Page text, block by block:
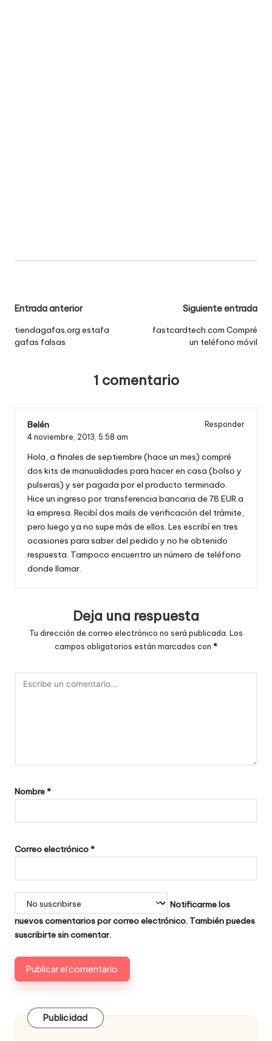
Navegación
de
entradas
Entrada anterior
tiendagafas.org estafa
gafas falsas
Siguiente entrada
fastcardtech.com Compré
un teléfono móvil
1 comentario
Belén
Responder
4 noviembre, 2013, 5:58 am
Hola, a finales de septiembre (hace un mes) compré
dos kits de manualidades para hacer en casa (bolso y
pulseras) y ser pagada por el producto terminado.
Hice un ingreso por transferencia bancaria de 78 EUR a
la empresa. Recibí dos mails de verificación del trámite,
pero luego ya no supe más de ellos. Les escribí en tres
ocasiones para saber del pedido y no he obtenido
respuesta. Tampoco encuentro un número de teléfono
donde llamar.
Deja una respuesta
Tu dirección de correo electrónico no será publicada. Los
campos obligatorios están marcados con *
Nombre*
Correo electrónico*
Notificarme los
nuevos comentarios por correo electrónico. También puedes
suscribirtesin comentar.
Publicidad